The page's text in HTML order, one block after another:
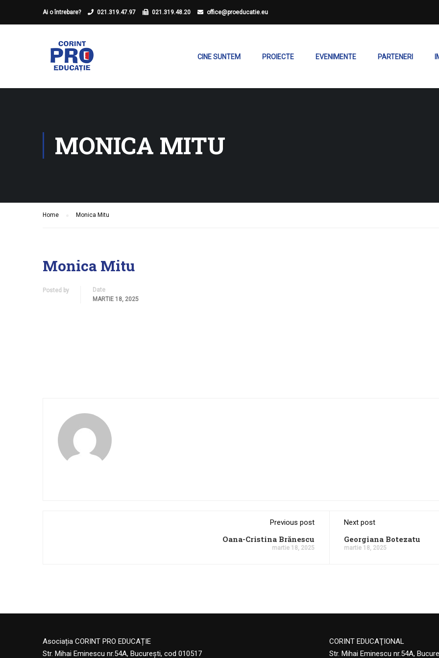
Ai o întrebare? 021.319.47.97 021.319.48.20 office@proeducatie.eu
CINE SUNTEM PROIECTE EVENIMENTE PARTENERI
MONICA MITU
Home Monica Mitu
Monica Mitu
Posted by
Date
MARTIE 18, 2025
Previous post
Oana-Cristina Brănescu
martie 18, 2025
Next post
Georgiana Botezatu
martie 18, 2025
Asociația CORINT PRO EDUCAȚIE
Str. Mihai Eminescu nr.54A, București, cod 010517
CORINT EDUCAŢIONAL
Str. Mihai Eminescu nr.54A,